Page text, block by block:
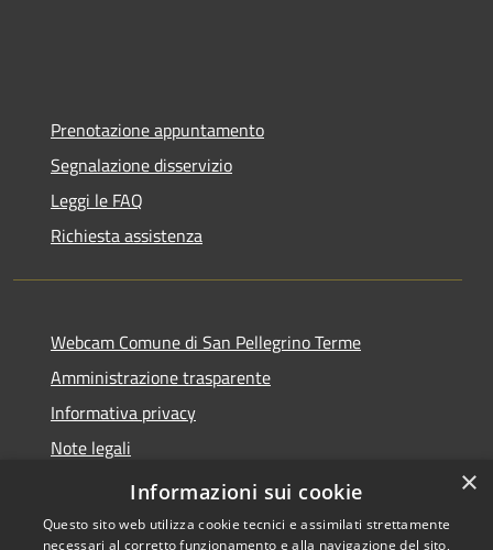
Prenotazione appuntamento
Segnalazione disservizio
Leggi le FAQ
Richiesta assistenza
Webcam Comune di San Pellegrino Terme
Amministrazione trasparente
Informativa privacy
Note legali
Dichiarazione di accessibilità
×
Informazioni sui cookie
Questo sito web utilizza cookie tecnici e assimilati strettamente
necessari al corretto funzionamento e alla navigazione del sito,